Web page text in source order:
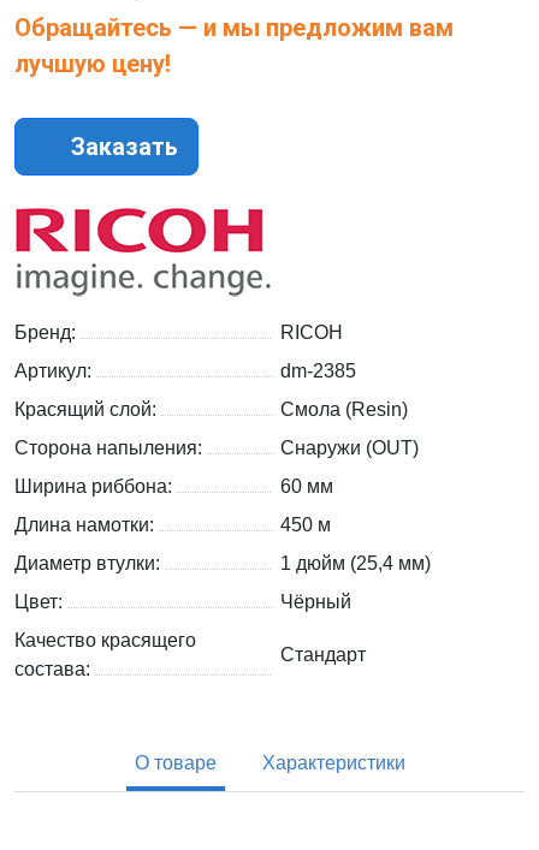
Обращайтесь — и мы предложим вам
лучшую цену!
Заказать
Бренд:
RICOH
Артикул:
dm-2385
Красящий слой:
Смола (Resin)
Сторона напыления:
Снаружи (OUT)
Ширина риббона:
60 мм
Длина намотки:
450 м
Диаметр втулки:
1 дюйм (25,4 мм)
Цвет:
Чёрный
Качество красящего
состава:
Стандарт
О товаре Характеристики